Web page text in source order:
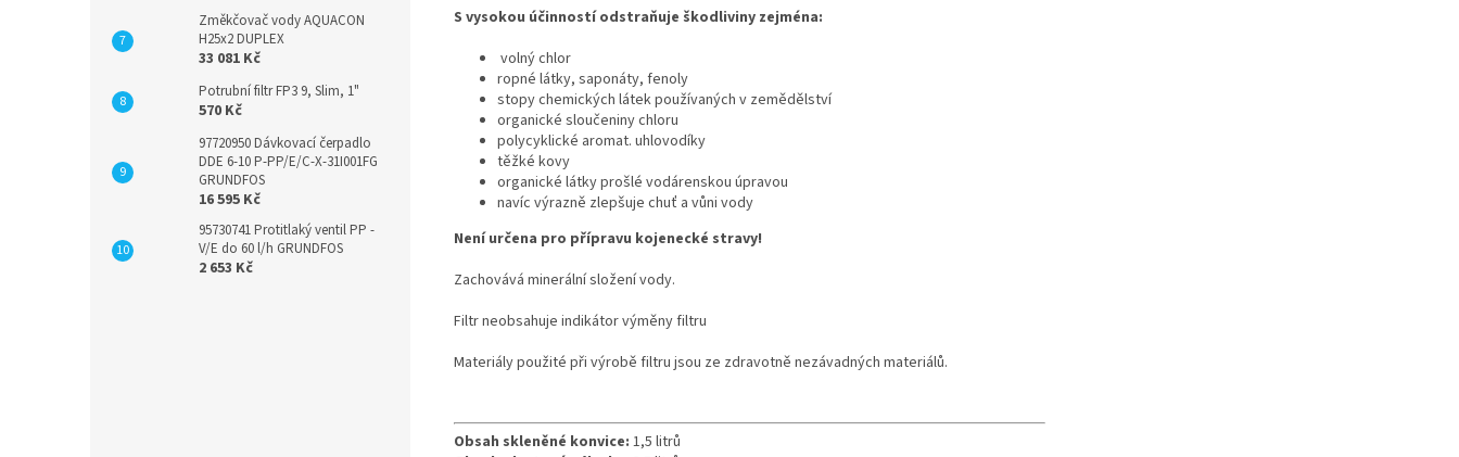
Změkčovač vody AQUACON
H25x2 DUPLEX
33 081 Kč
Potrubní filtr FP3 9, Slim, 1"
570 Kč
97720950 Dávkovací čerpadlo
DDE 6-10 P-PP/E/C-X-31I001FG
GRUNDFOS
16 595 Kč
95730741 Protitlaký ventil PP -
V/E do 60 l/h GRUNDFOS
2 653 Kč
S vysokou účinností odstraňuje škodliviny zejména:
volný chlor
ropné látky, saponáty, fenoly
stopy chemických látek používaných v zemědělství
organické sloučeniny chloru
polycyklické aromat. uhlovodíky
těžké kovy
organické látky prošlé vodárenskou úpravou
navíc výrazně zlepšuje chuť a vůni vody
Není určena pro přípravu kojenecké stravy!
Zachovává minerální složení vody.
Filtr neobsahuje indikátor výměny filtru
Materiály použité při výrobě filtru jsou ze zdravotně nezávadných materiálů.
Obsah skleněné konvice: 1,5 litrů